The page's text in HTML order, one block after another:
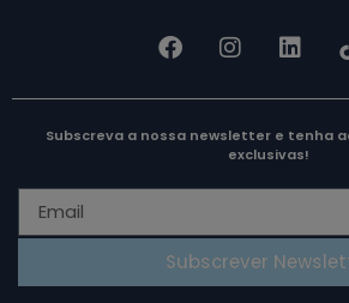
Subscreva a nossa newsletter e tenha
exclusivas!
Subscrever